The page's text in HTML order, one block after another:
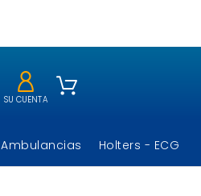
SU CUENTA
Ambulancias Holters - ECG